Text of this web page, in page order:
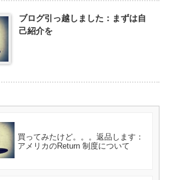
ブログ引っ越しました：まずは自
己紹介を
買ってみたけど。。。返品します：
アメリカのReturn 制度について